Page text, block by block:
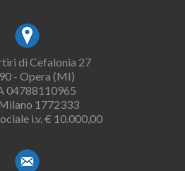
di Cefalonia 27
- Opera (MI)
04788110965
1772333
i.v. € 10.000,00